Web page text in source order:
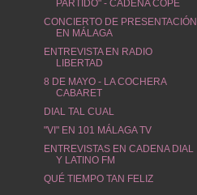
PARTIDO" - CADENA COPE
CONCIERTO DE PRESENTACIÓN
EN MÁLAGA
ENTREVISTA EN RADIO
LIBERTAD
8 DE MAYO - LA COCHERA
CABARET
DIAL TAL CUAL
"VI" EN 101 MÁLAGA TV
ENTREVISTAS EN CADENA DIAL
Y LATINO FM
QUÉ TIEMPO TAN FELIZ